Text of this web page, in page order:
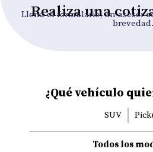
Realiza una
Llena el formulario, un asesor
brevedad.
¿Qué vehículo
SUV
Todos los